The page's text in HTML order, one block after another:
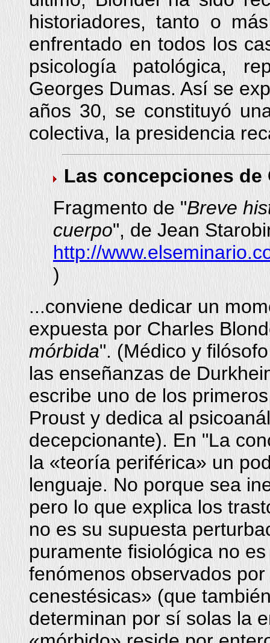
historiadores, tanto o
enfrentado en todos los
psicología patológica,
Georges Dumas. Así se
años 30, se constituyó
colectiva, la presidencia
Las concepciones de
Fragmento de "Breve
cuerpo", de Jean
http://
)
...conviene dedicar un
expuesta por Charles
mórbida". (Médico y
las enseñanzas de
escribe uno de los
Proust y dedica al
decepcionante). En "La
la «teoría periférica» un
lenguaje. No porque sea
pero lo que explica los
no es su supuesta
puramente fisiológica no
fenómenos observados
cenestésicas» (que
determinan por sí solas la